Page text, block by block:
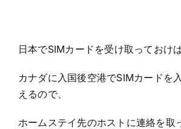
日本でSIMカードを受け取っておけ
カナダに入国後空港でSIMカードを
えるので、
ホームステイ先のホストに連絡を取